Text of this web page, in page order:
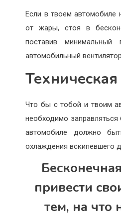
Если в твоем автомобиле
от жары, стоя в
поставив
автомобильный
Что бы с тобой и твоим
необходимо
автомобиле должно
охлаждения вскипевшего
привести
тем, на что